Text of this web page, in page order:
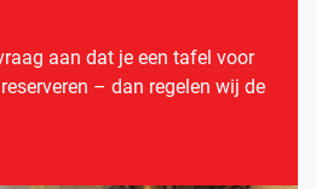
aan dat je een tafel voor
– dan regelen wij de